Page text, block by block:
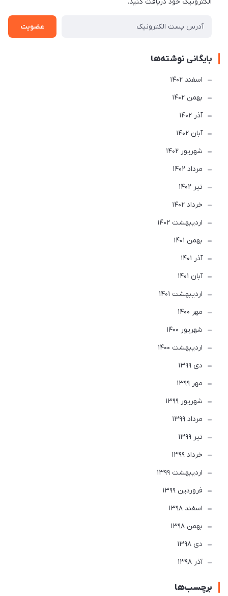
عضویت
بایگانی نوشته‌ها
اسفند 1402
بهمن 1402
آذر 1402
آبان 1402
شهریور 1402
مرداد 1402
تير 1402
خرداد 1402
ارديبهشت 1402
بهمن 1401
آذر 1401
آبان 1401
ارديبهشت 1401
مهر 1400
شهریور 1400
ارديبهشت 1400
دی 1399
مهر 1399
شهریور 1399
مرداد 1399
تير 1399
خرداد 1399
ارديبهشت 1399
فروردین 1399
اسفند 1398
بهمن 1398
دی 1398
آذر 1398
برچسب‌ها